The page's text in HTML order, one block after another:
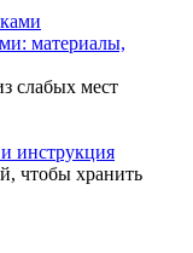
материалы,
слабых мест
инструкция
чтобы хранить